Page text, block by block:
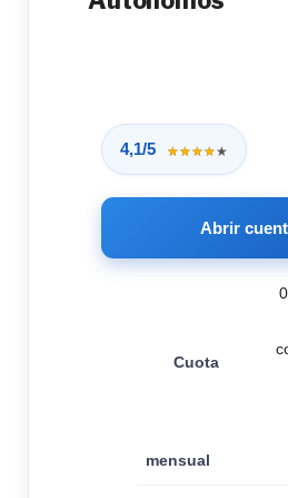
4,1/5 ★★★★★
★★★★★
Abrir
Cuota
mensual